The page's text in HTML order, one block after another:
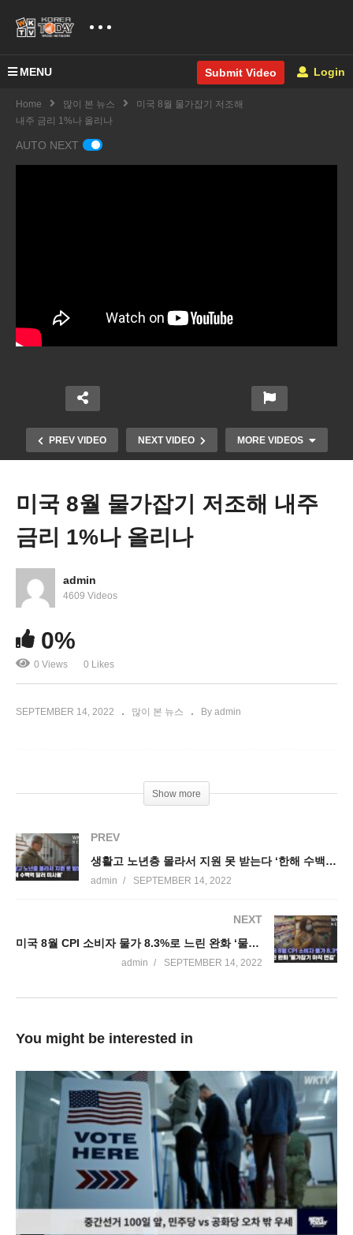
MENU Submit Video Login
Home 많이 본 뉴스
미국 8월 물가잡기 저조해
내주 금리 1%나 올리나
AUTO NEXT
PREV VIDEO NEXT VIDEO MORE VIDEOS
한미수교 140주년 “더 깊고 굳건한 동맹으로”
미국 8월 물가잡기 저조해 내주
금리 1%나 올리나
admin
4609 Videos
0%
0 Views 0 Likes
SEPTEMBER 14, 2022 많이 본 뉴스 By admin
Show more
PREV
생활고 노년층 몰라서 지원 못 받는다 ‘한해 수백억달러 미사용’
admin SEPTEMBER 14, 2022
NEXT
미국 8월 CPI 소비자 물가 8.3%로 느린 완화 ‘물가잡기 아직 먼길’
admin SEPTEMBER 14, 2022
You might be interested in